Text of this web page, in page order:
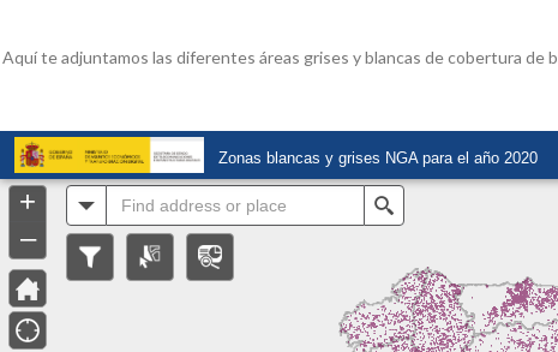
Aquí te adjuntamos las diferentes áreas grises y blancas de cobertura de